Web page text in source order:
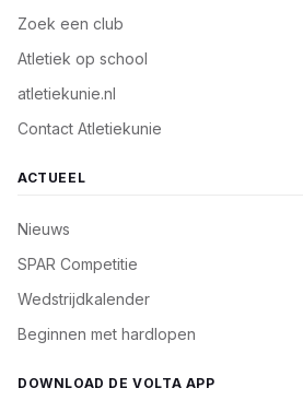
Zoek een club
Atletiek op school
atletiekunie.nl
Contact Atletiekunie
ACTUEEL
Nieuws
SPAR Competitie
Wedstrijdkalender
Beginnen met hardlopen
DOWNLOAD DE VOLTA APP